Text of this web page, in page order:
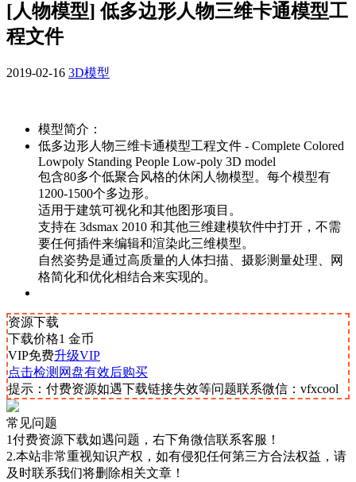
[人物模型] 低多边形人物三维卡通模型工
程文件
2019-02-16 3D模型
模型简介：
低多边形人物三维卡通模型工程文件 - Complete Colored
Lowpoly Standing People Low-poly 3D model
包含80多个低聚合风格的休闲人物模型。每个模型有
1200-1500个多边形。
适用于建筑可视化和其他图形项目。
支持在 3dsmax 2010 和其他三维建模软件中打开，不需
要任何插件来编辑和渲染此三维模型。
自然姿势是通过高质量的人体扫描、摄影测量处理、网
格简化和优化相结合来实现的。
资源下载
下载价格1 金币
VIP免费升级VIP
点击检测网盘有效后购买
提示：付费资源如遇下载链接失效等问题联系微信：vfxcool
常见问题
1付费资源下载如遇问题，右下角微信联系客服！
2.本站非常重视知识产权，如有侵犯任何第三方合法权益，请
及时联系我们将删除相关文章！